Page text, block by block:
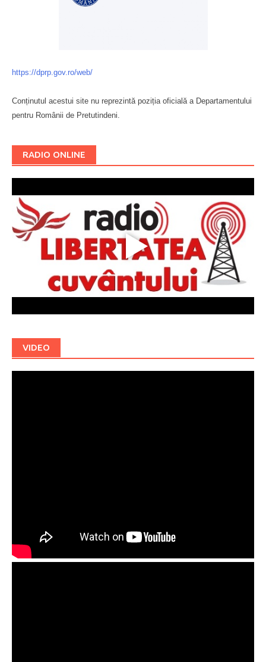
https://dprp.gov.ro/web/
Conținutul acestui site nu reprezintă poziția oficială a Departamentului
pentru Românii de Pretutindeni.
RADIO ONLINE
VIDEO